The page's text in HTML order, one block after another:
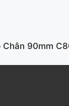
Chân 90mm